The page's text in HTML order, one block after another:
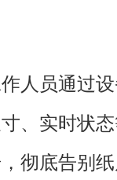
人员通过
、实时状
彻底告别